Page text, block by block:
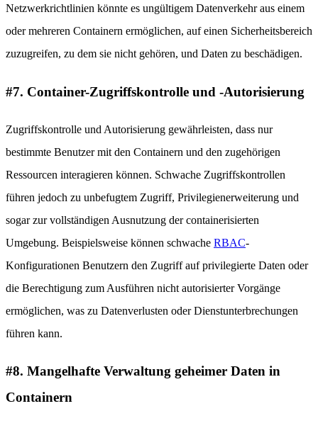
Netzwerkrichtlinien könnte es ungültigem Datenverkehr aus einem
oder mehreren Containern ermöglichen, auf einen Sicherheitsbereich
zuzugreifen, zu dem sie nicht gehören, und Daten zu beschädigen.
#7. Container-Zugriffskontrolle und -Autorisierung
Zugriffskontrolle und Autorisierung gewährleisten, dass nur
bestimmte Benutzer mit den Containern und den zugehörigen
Ressourcen interagieren können. Schwache Zugriffskontrollen
führen jedoch zu unbefugtem Zugriff, Privilegienerweiterung und
sogar zur vollständigen Ausnutzung der containerisierten
Umgebung. Beispielsweise können schwache RBAC-
Konfigurationen Benutzern den Zugriff auf privilegierte Daten oder
die Berechtigung zum Ausführen nicht autorisierter Vorgänge
ermöglichen, was zu Datenverlusten oder Dienstunterbrechungen
führen kann.
#8. Mangelhafte Verwaltung geheimer Daten in
Containern